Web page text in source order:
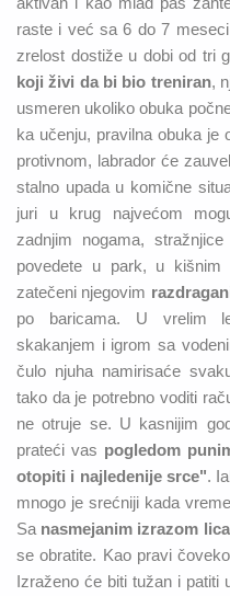
raste i već sa 6 do 7
zrelost dostiže u dobi od tri
koji živi da bi bio treniran,
usmeren ukoliko obuka
ka učenju, pravilna obuka je
protivnom, labrador će
stalno upada u komične
juri u krug najvećom
zadnjim nogama,
povedete u park, u kišnim
zatečeni njegovim
po baricama. U vrelim
skakanjem i igrom sa
čulo njuha namirisaće
tako da je potrebno voditi
ne otruje se. U kasnijim
prateći vas pogledom
otopiti i najledenije srce".
mnogo je srećniji kada
Sa nasmejanim izrazom lica
se obratite. Kao pravi
Izraženo će biti tužan i patiti